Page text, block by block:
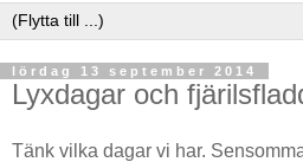
lördag 13 september 2014
Lyxdagar och
Tänk vilka dagar vi har.